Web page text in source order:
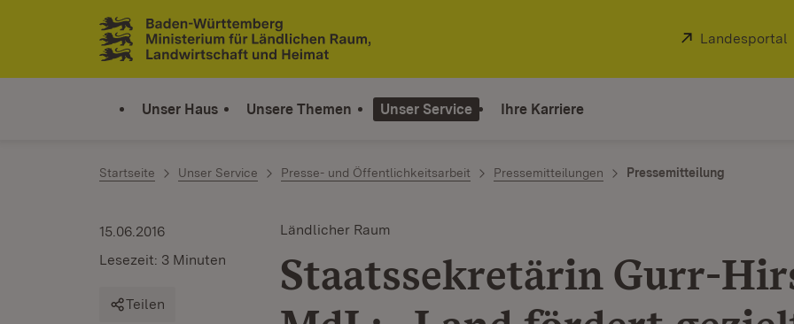
Zum Inhalt springen
Link zur Startseite
Extern:
Landesportal
Unser Haus Unsere Themen Unser Service Ihre Karriere
Startseite Unser Service Presse- und Öffentlichkeitsarbeit Pressemitteilungen Pressemitteilung
Ländlicher Raum
Staatssekretärin Gurr-
15.06.2016
Lesezeit: 3 Minuten
Teilen